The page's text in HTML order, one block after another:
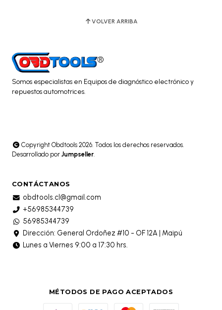
VOLVER ARRIBA
Somos especialistas en Equipos de diagnóstico electrónico y
repuestos automotrices.
Copyright Obdtools 2026. Todos los derechos reservados.
Desarrollado por Jumpseller.
CONTÁCTANOS
obdtools.cl@gmail.com
+56985344739
56985344739
Dirección: General Ordoñez #10 - OF 12A | Maipú
Lunes a Viernes 9:00 a 17:30 hrs.
MÉTODOS DE PAGO ACEPTADOS